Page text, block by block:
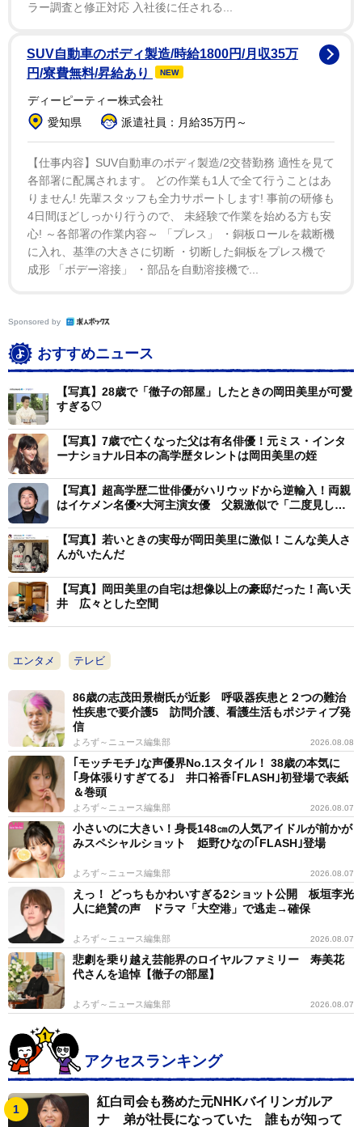
ラー調査と修正対応 入社後に任される...
SUV自動車のボディ製造/時給1800円/月収35万
円/寮費無料/昇給あり
NEW
ディーピーティー株式会社
愛知県
派遣社員：月給35万円～
【仕事内容】SUV自動車のボディ製造/2交替勤務 適性を見て
各部署に配属されます。 どの作業も1人で全て行うことはあ
りません! 先輩スタッフも全力サポートします! 事前の研修も
4日間ほどしっかり行うので、 未経験で作業を始める方も安
心! ～各部署の作業内容～ 「プレス」 ・銅板ロールを裁断機
に入れ、基準の大きさに切断 ・切断した銅板をプレス機で
成形 「ボデー溶接」 ・部品を自動溶接機で...
Sponsored by
おすすめニュース
【写真】28歳で「徹子の部屋」したときの岡田美里が可愛
すぎる♡
【写真】7歳で亡くなった父は有名俳優！元ミス・インタ
ーナショナル日本の高学歴タレントは岡田美里の姪
【写真】超高学歴二世俳優がハリウッドから逆輸入！両親
はイケメン名優×大河主演女優 父親激似で「二度見しま
【写真】若いときの実母が岡田美里に激似！こんな美人さ
んがいたんだ
【写真】岡田美里の自宅は想像以上の豪邸だった！高い天
井 広々とした空間
エンタメ テレビ
86歳の志茂田景樹氏が近影 呼吸器疾患と２つの難治
性疾患で要介護5 訪問介護、看護生活もポジティブ発
信
よろず～ニュース編集部 2026.08.08
｢モッチモチ｣な声優界No.1スタイル！ 38歳の本気に
｢身体張りすぎてる｣ 井口裕香｢FLASH｣初登場で表紙
＆巻頭
よろず～ニュース編集部 2026.08.07
小さいのに大きい！身長148㎝の人気アイドルが前かが
みスペシャルショット 姫野ひなの｢FLASH｣登場
よろず～ニュース編集部 2026.08.07
えっ！ どっちもかわいすぎる2ショット公開 板垣李光
人に絶賛の声 ドラマ「大空港」で逃走→確保
よろず～ニュース編集部 2026.08.07
悲劇を乗り越え芸能界のロイヤルファミリー 寿美花
代さんを追悼【徹子の部屋】
よろず～ニュース編集部 2026.08.07
アクセスランキング
紅白司会も務めた元NHKバイリンガルア
ナ 弟が社長になっていた 誰もが知って